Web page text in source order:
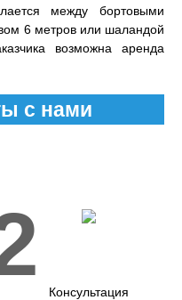
между бортовыми
6 метров или шаландой
возможна аренда
с нами
Консультация